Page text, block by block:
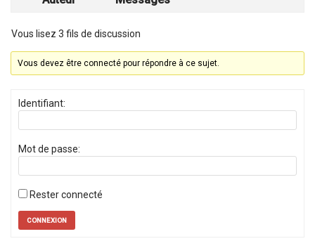
Vous lisez 3 fils de discussion
Vous devez être connecté pour répondre à ce sujet.
Identifiant:
Mot de passe:
Rester connecté
CONNEXION